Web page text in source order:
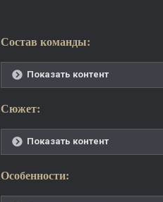
Состав команды:
Показать контент
Сюжет:
Показать контент
Особенности: